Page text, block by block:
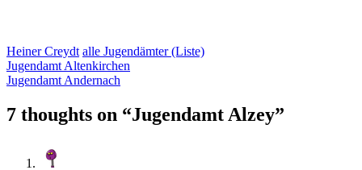
Heiner Creydt alle Jugendämter (Liste)
Jugendamt Altenkirchen
Jugendamt Andernach
7 thoughts on “Jugendamt Alzey”